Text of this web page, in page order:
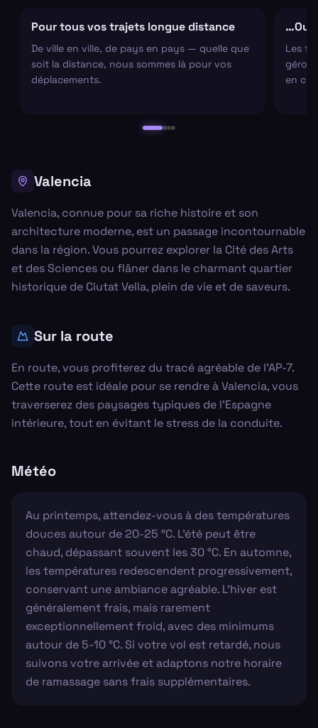
Pour tous vos trajets longue distance
De ville en ville, de pays en pays — quelle que
soit la distance, nous sommes là pour vos
déplacements.
…Ou
Les
en
Valencia
Valencia, connue pour sa riche histoire et son
architecture moderne, est un passage incontournable
dans la région. Vous pourrez explorer la Cité des Arts
et des Sciences ou flâner dans le charmant quartier
historique de Ciutat Vella, plein de vie et de saveurs.
Sur la route
En route, vous profiterez du tracé agréable de l'AP-7.
Cette route est idéale pour se rendre à Valencia, vous
traverserez des paysages typiques de l'Espagne
intérieure, tout en évitant le stress de la conduite.
Météo
Au printemps, attendez-vous à des températures
douces autour de 20-25 °C. L'été peut être
chaud, dépassant souvent les 30 °C. En automne,
les températures redescendent progressivement,
conservant une ambiance agréable. L'hiver est
généralement frais, mais rarement
exceptionnellement froid, avec des minimums
autour de 5-10 °C. Si votre vol est retardé, nous
suivons votre arrivée et adaptons notre horaire
de ramassage sans frais supplémentaires.